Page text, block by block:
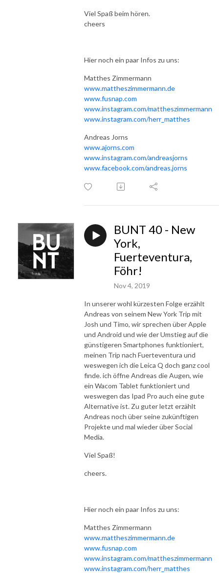
Viel Spaß beim hören.
cheers
Hier noch ein paar Infos zu uns:
Matthes Zimmermann
www.mattheszimmermann.de
www.fusnap.com
www.instagram.com/mattheszimmermann
www.instagram.com/herr_matthes
Andreas Jorns
www.ajorns.com
www.instagram.com/andreasjorns
www.facebook.com/andreas.jorns
BUNT 40 - New
York,
Fuerteventura,
Föhr!
Nov 4, 2019
In unserer wohl kürzesten Folge erzählt
Andreas von seinem New York Trip mit
Josh und Timo, wir sprechen über Apple
und Android und wie der Umstieg auf die
günstigeren Smartphones funktioniert,
meinen Trip nach Fuerteventura und
weswegen ich die Leica Q doch ganz cool
finde. ich öffne Andreas die Augen, wie
ein Wacom Tablet funktioniert und
weswegen das Ipad Pro auch eine gute
Alternative ist. Zu guter letzt erzählt
Andreas noch über seine zukünftigen
Projekte und mal wieder über Social
Media.
Viel Spaß!
cheers.
Hier noch ein paar Infos zu uns:
Matthes Zimmermann
www.mattheszimmermann.de
www.fusnap.com
www.instagram.com/mattheszimmermann
www.instagram.com/herr_matthes